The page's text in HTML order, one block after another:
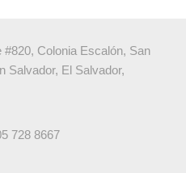
#820, Colonia Escalón, San
Salvador, El Salvador,
728 8667